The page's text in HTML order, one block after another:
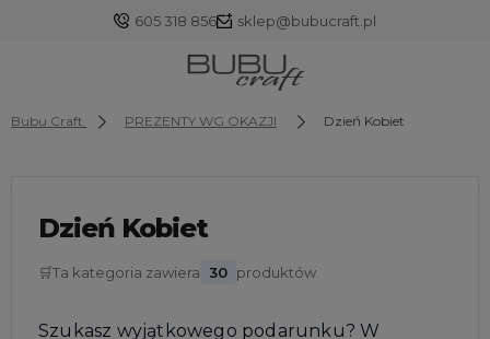
605 318 856 sklep@bubucraft.pl
Załóż konto
Bubu Craft PREZENTY WG OKAZJI Dzień Kobiet
Dzień Kobiet
🛒Ta kategoria zawiera 30 produktów
Szukasz wyjątkowego podarunku? W